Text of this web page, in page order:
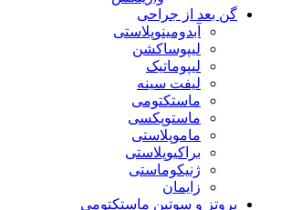
گن بعد از جراحی
آبدومینوپلاستی
لیپوساکشن
لیپوماتیک
لیفت سینه
ماستکتومی
ماستوپکسی
ماموپلاستی
براکیوپلاستی
ژنیکوماستی
زایمان
پروتز و سوتین ماستکتومی